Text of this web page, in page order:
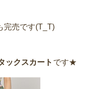
完売です(T_T)
ックスカート です★